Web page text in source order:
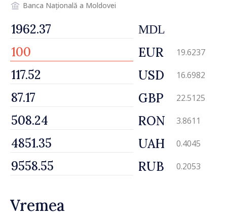
Banca Națională a Moldovei
MDL
EUR 19.6237
USD 16.6982
GBP 22.5125
RON 3.8611
UAH 0.4045
RUB 0.2053
Vremea